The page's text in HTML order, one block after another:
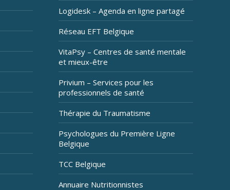
Logidesk – Agenda en ligne partagé
Réseau EFT Belgique
VitaPsy – Centres de santé mentale
et mieux-être
Privium – Services pour les
professionnels de santé
Thérapie du Traumatisme
Psychologues du Première Ligne
Belgique
TCC Belgique
Annuaire Nutritionnistes